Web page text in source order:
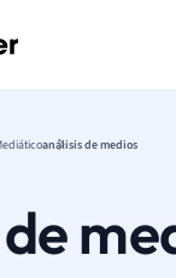
análisis de medios